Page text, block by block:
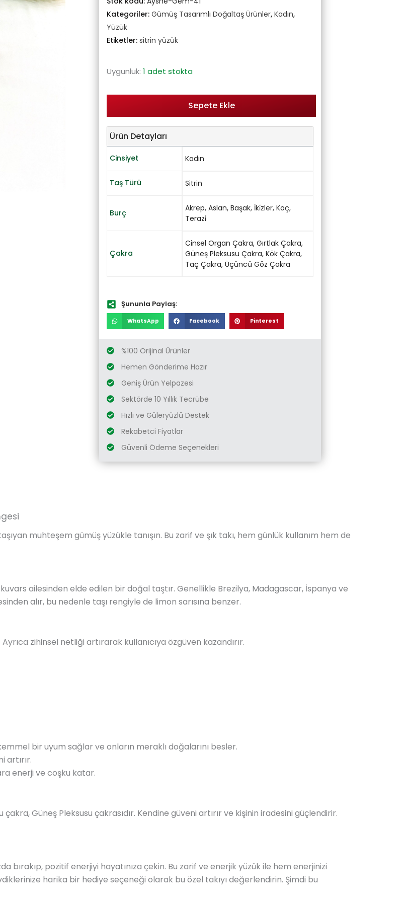
Kategoriler: Gümüş Tasarımlı Doğaltaş Ürünler, Kadın,
Yüzük
Etiketler: sitrin yüzük
Uygunluk: 1 adet stokta
Sepete Ekle
Ürün Detayları
Cinsiyet Kadın
Taş Türü Sitrin
Burç Akrep, Aslan, Başak, İki̇zler, Koç,
Terazi̇
Çakra
Cinsel Organ Çakra, Gırtlak Çakra,
Güneş Pleksusu Çakra, Kök Çakra,
Taç Çakra, Üçüncü Göz Çakra
Şununla Paylaş:
WhatsApp Facebook Pinterest
%100 Orijinal Ürünler
Hemen Gönderime Hazır
Geniş Ürün Yelpazesi
Sektörde 10 Yıllık Tecrübe
Hızlı ve Güleryüzlü Destek
Rekabetci Fiyatlar
Güvenli Ödeme Seçenekleri
muhteşem gümüş yüzükle tanışın. Bu zarif ve şık takı, hem günlük kullanım hem de
ailesinden elde edilen bir doğal taştır. Genellikle Brezilya, Madagascar, İspanya ve
alır, bu nedenle taşı rengiyle de limon sarısına benzer.
zihinsel netliği artırarak kullanıcıya özgüven kazandırır.
bir uyum sağlar ve onların meraklı doğalarını besler.
artırır.
enerji ve coşku katar.
çakra, Güneş Pleksusu çakrasıdır. Kendine güveni artırır ve kişinin iradesini güçlendirir.
bırakıp, pozitif enerjiyi hayatınıza çekin. Bu zarif ve enerjik yüzük ile hem enerjinizi
harika bir hediye seçeneği olarak bu özel takıyı değerlendirin. Şimdi bu